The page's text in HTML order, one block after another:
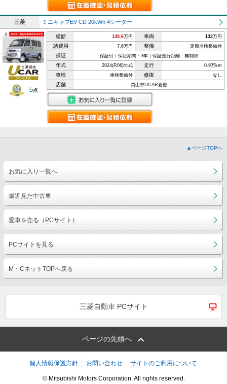
三菱 ミニキャブEV CD 20kWh 4シーター
5点
総額 139.6万円 車両 132万円
諸費用 7.6万円 整備 定期点検整備付
保証 保証付｜保証期間：3年｜保証走行距離：無制限
年式 2024(R06)年式 走行 0.9万km
車検 車検整備付 修復 なし
店舗 岡山県UCAR倉敷
▲ページTOPへ
お気に入り一覧へ
最近見た中古車
愛車を売る（PCサイト）
PCサイトを見る
M・CネットTOPへ戻る
三菱自動車 PCサイト
ページの先頭へ
個人情報保護方針 お問い合わせ サイトのご利用について
© Mitsubishi Motors Corporation. All rights reserved.